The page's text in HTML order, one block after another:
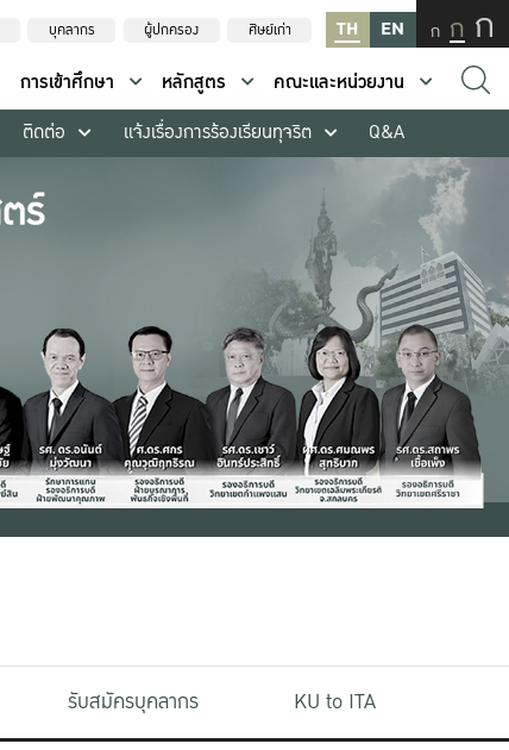
บุคลากร ผู้ปกครอง ศิษย์เก่า TH EN ก ก ก
การเข้าศึกษา หลักสูตร
คณะและหน่วยงาน
ติดต่อ แจ้งเรื่องการร้องเรียนทุจริต Q&A
รับสมัครบุคลากร KU to ITA